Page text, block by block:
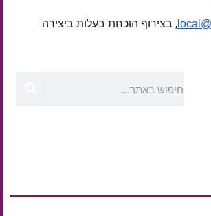
, בצירוף הוכחת בעלות ביצירה